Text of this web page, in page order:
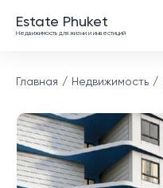
Estate Phuket
Недвижимость для жизни и инвестиций
Главная Недвижимость